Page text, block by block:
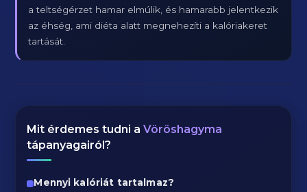
a teltségérzet hamar elmúlik, és hamarabb jelentkezik
az éhség, ami diéta alatt megnehezíti a kalóriakeret
tartását.
Mit érdemes tudni aVöröshagyma
tápanyagairól?
Mennyi kalóriát tartalmaz?